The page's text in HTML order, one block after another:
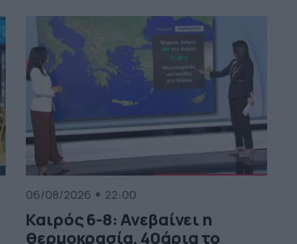
06/08/2026 22:00
Καιρός 6-8: Ανεβαίνει η
θερμοκρασία, 40άρια το